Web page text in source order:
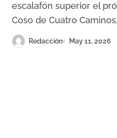
escalafón superior el
Coso de Cuatro
Redacción May 11, 2026